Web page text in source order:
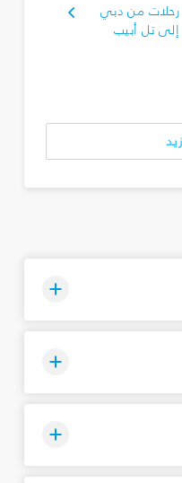
رحلات من دبي
إلى تل أبيب